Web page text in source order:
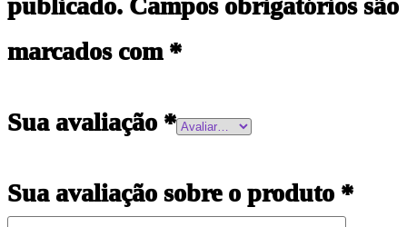
publicado. Campos obrigatórios são
marcados com *
Sua avaliação *
Sua avaliação sobre o produto *